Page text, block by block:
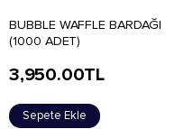
BUBBLE WAFFLE BARDAĞI
(1000 ADET)
3,950.00TL
Sepete Ekle